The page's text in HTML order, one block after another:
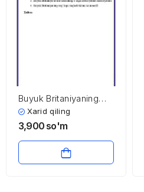
Buyuk Britaniyaning
ijtimoiy soha
iqtisodiyoti
Xarid qiling
3,900 so'm